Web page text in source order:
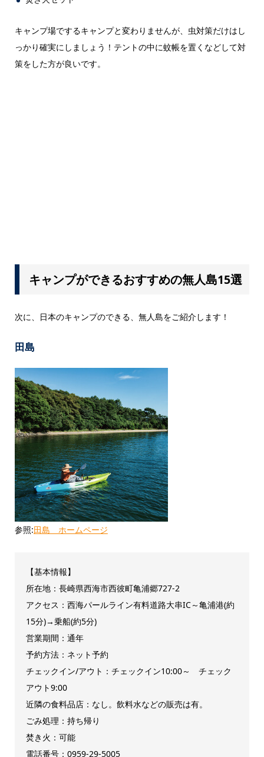
キャンプ場でするキャンプと変わりませんが、虫対策だけはし
っかり確実にしましょう！テントの中に蚊帳を置くなどして対
策をした方が良いです。
キャンプができるおすすめの無人島15選
次に、日本のキャンプのできる、無人島をご紹介します！
田島
参照:田島 ホームページ
【基本情報】
所在地：長崎県西海市西彼町亀浦郷727-2
アクセス：西海パールライン有料道路大串IC～亀浦港(約
15分)→乗船(約5分)
営業期間：通年
予約方法：ネット予約
チェックイン/アウト：チェックイン10:00～ チェック
アウト9:00
近隣の食料品店：なし。飲料水などの販売は有。
ごみ処理：持ち帰り
焚き火：可能
電話番号：0959-29-5005